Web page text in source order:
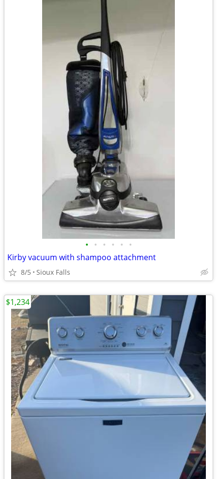
• • • • • •
Kirby vacuum with shampoo attachment
8/5 Sioux Falls
$1,234